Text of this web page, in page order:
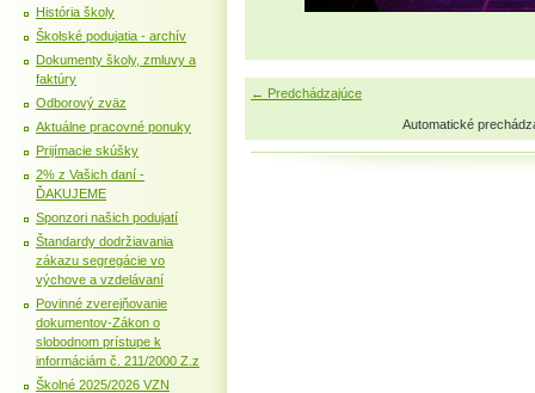
← Predchádzajúce
Automatické
História školy
Školské podujatia - archív
Dokumenty školy, zmluvy a
faktúry
Odborový zväz
Aktuálne pracovné ponuky
Prijímacie skúšky
2% z Vašich daní -
ĎAKUJEME
Sponzori našich podujatí
Štandardy dodržiavania
zákazu segregácie vo
výchove a vzdelávaní
Povinné zverejňovanie
dokumentov-Zákon o
slobodnom prístupe k
informáciám č. 211/2000 Z.z
Školné 2025/2026 VZN